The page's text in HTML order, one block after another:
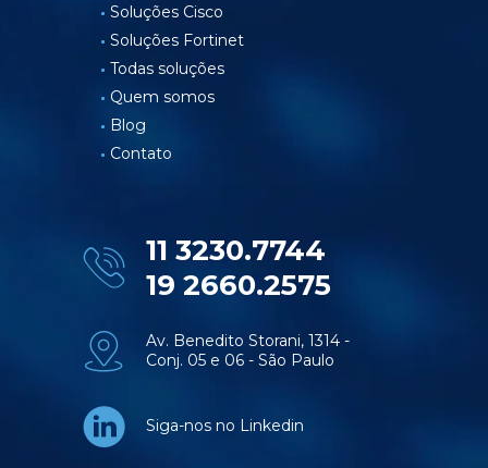
Soluções Cisco
Soluções Fortinet
Todas soluções
Quem somos
Blog
Contato
11 3230.7744
19 2660.2575
Av. Benedito Storani, 1314 -
Conj. 05 e 06 - São Paulo
Siga-nos no Linkedin